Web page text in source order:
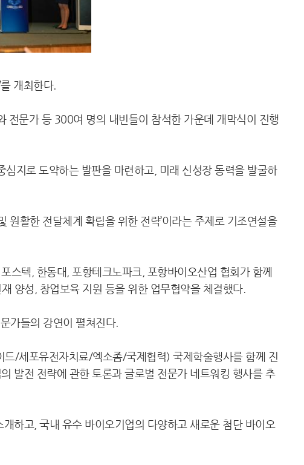
개최한다.
전문가 등 300여 명의 내빈들이 참석한 가운데 개막식이 진행
심지로 도약하는 발판을 마련하고, 미래 신성장 동력을 발굴하
활한 전달체계 확립을 위한 전략’이라는 주제로 기조연설을
스텍, 한동대, 포항테크노파크, 포항바이오산업 협회가 함께
양성, 창업보육 지원 등을 위한 업무협약을 체결했다.
가들의 강연이 펼쳐진다.
/세포유전자치료/엑소좀/국제협력) 국제학술행사를 함께 진
발전 전략에 관한 토론과 글로벌 전문가 네트워킹 행사를 추
하고, 국내 유수 바이오기업의 다양하고 새로운 첨단 바이오